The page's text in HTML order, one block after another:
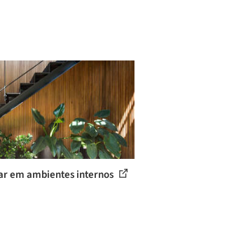
em ambientes internos